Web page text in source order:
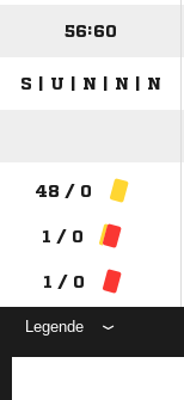
56:60
S | U | N | N | N
48 / 0
1 / 0
1 / 0
Legende